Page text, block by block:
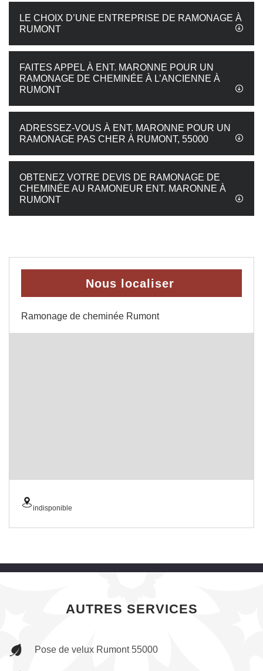
LE CHOIX D’UNE ENTREPRISE DE RAMONAGE À
RUMONT
FAITES APPEL À ENT. MARONNE POUR UN
RAMONAGE DE CHEMINÉE À L’ANCIENNE À
RUMONT
ADRESSEZ-VOUS À ENT. MARONNE POUR UN
RAMONAGE PAS CHER À RUMONT, 55000
OBTENEZ VOTRE DEVIS DE RAMONAGE DE
CHEMINÉE AU RAMONEUR ENT. MARONNE À
RUMONT
Nous localiser
Ramonage de cheminée Rumont
indisponible
AUTRES SERVICES
Pose de velux Rumont 55000